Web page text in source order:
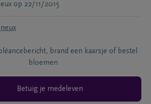
op 22/11/2015
brand een kaarsje of bestel
bloemen
Betuig je medeleven